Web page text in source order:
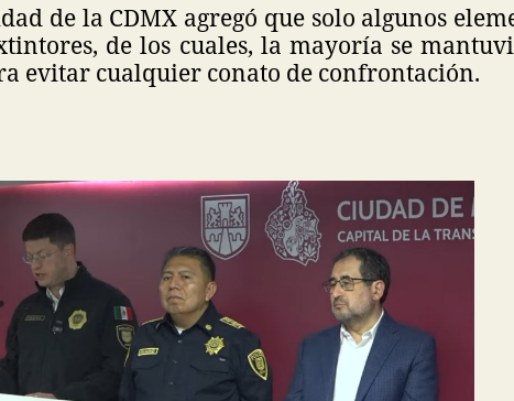
de la CDMX agregó que solo algunos
de los cuales, la mayoría se
evitar cualquier conato de confrontación.